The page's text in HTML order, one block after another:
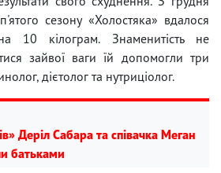
сезону «Холостяка» вдалося
10 кілограм. Знаменитість не
зайвої ваги їй допомогли три
дієтолог та нутриціолог.
Деріл Сабара та співачка Меган
батьками